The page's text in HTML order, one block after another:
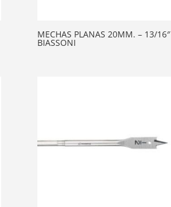
MECHAS PLANAS 20MM. – 13/16″
BIASSONI